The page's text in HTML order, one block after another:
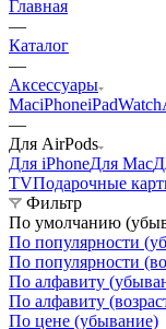
Главная
—
Каталог
—
Аксессуары
MaciPhoneiPadWatch
—
Для AirPods
Для iPhoneДля Mac
TVПодарочные
Фильтр
По умолчанию
По популярности
По популярности
По алфавиту
По алфавиту
По цене (убывание)